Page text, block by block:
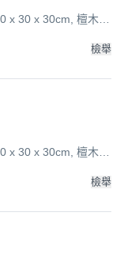
x 30 x 30cm, 檀木
檢舉
x 30 x 30cm, 檀木
檢舉